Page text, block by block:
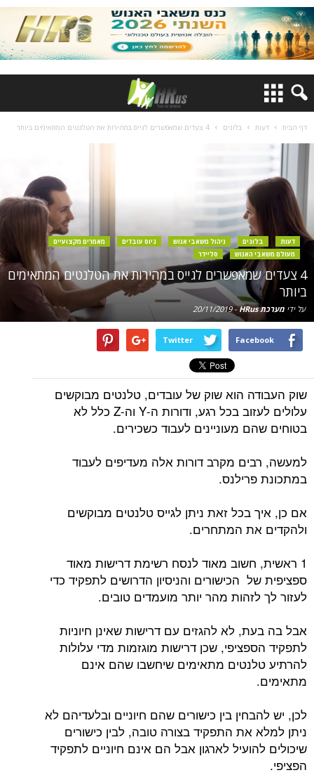
דף הבית דעות בלוגים 4 צעדים שמאפשרים לגייס במהירות את הטלנטים המתאימים ביותר
דעות בלוגים ניהול משאבי אנוש גיוס עובדים
מאמרים מקצועיים
מעולם משאבי האנוש
סליידר
4 צעדים שמאפשרים לגייס במהירות את הטלנטים המתאימים
ביותר
על ידי מערכת HRus -
20/11/2019
Facebook
Twitter
שוק העבודה הוא שוק של עובדים, טלנטים מבוקשים
עלולים לעזוב בכל רגע, ודורות ה-Y וה-Z כלל לא
בטוחים שהם מעוניינים לעבוד כשכירים.
למעשה, רבים מקרב דורות אלה מעדיפים לעבוד
במתכונת פרילנס.
אם כן, איך בכל זאת ניתן לגייס טלנטים מבוקשים
ולהקדים את המתחרים.
1 ראשית, חשוב מאוד לנסח רשימת דרישות מאוד
ספציפית של הכישורים והניסיון הדרושים לתפקיד כדי
לעזור לך לזהות מהר יותר מועמדים טובים.
אבל בה בעת, לא להגזים עם דרישות שאינן חיוניות
לתפקיד הספציפי, שכן דרישות מוגזמות מדי עלולות
להרתיע טלנטים מתאימים שיחשבו שהם אינם
מתאימים.
לכן, יש להבחין בין כישורים שהם חיוניים ובלעדיהם לא
ניתן למלא את התפקיד בצורה טובה, לבין כישורים
שיכולים להועיל לארגון אבל הם אינם חיוניים לתפקיד
הפציפי.